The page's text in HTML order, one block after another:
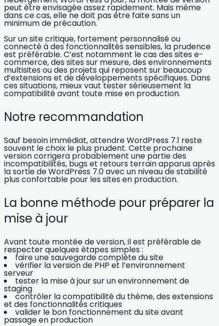
peut être envisagée assez rapidement. Mais même
dans ce cas, elle ne doit pas être faite sans un
minimum de précaution.
Sur unsite critique, fortement personnalisé ou
connecté à des fonctionnalités sensibles, la prudence
est préférable. C’est notamment le cas dessites e-
commerce, des sites sur mesure, des environnements
multisites ou des projets qui reposent sur beaucoup
d’extensions et de développements spécifiques. Dans
ces situations, mieux vaut tester sérieusement la
compatibilité avant toute mise en production.
Notre recommandation
Sauf besoin immédiat,attendre WordPress 7.1 reste
souvent le choix le plus prudent. Cette prochaine
version corrigera probablement une partie des
incompatibilités, bugs et retours terrain apparus après
la sortie de WordPress 7.0 avec un niveau de stabilité
plus confortable pour les sites en production.
La bonne méthode pour préparer la
mise à jour
Avant toute montée de version, il est préférable de
respecter quelques étapes simples :
faire unesauvegarde complètedu site
vérifier laversion de PHP et l’environnement
serveur
tester la mise à jour sur unenvironnement de
staging
contrôler la compatibilité du thème, des extensions
et des fonctionnalités critiques
valider le bon fonctionnement du site avant
passage en production